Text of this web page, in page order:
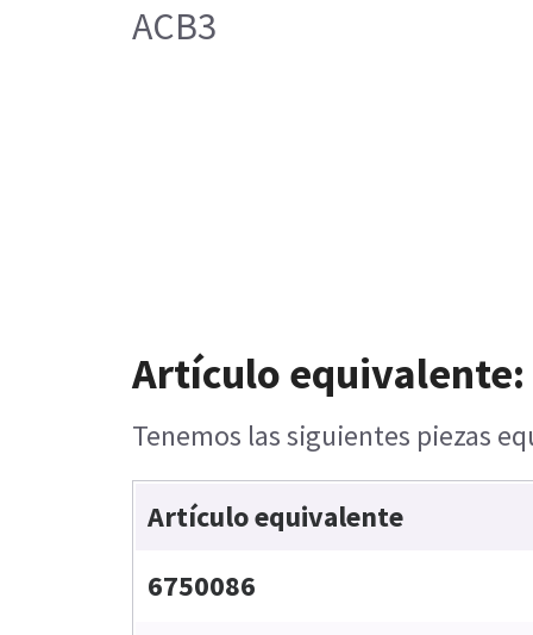
ACB3
Artículo equivalente:
Tenemos las siguientes piezas
Artículo equivalente
6750086